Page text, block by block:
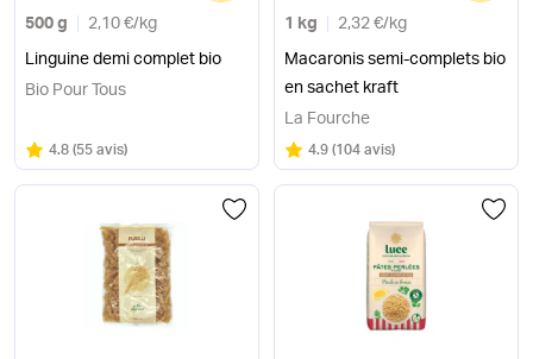
500 g 2,10 €/ kg
Linguine demi complet bio
Bio Pour Tous
Note
4.8 sur 5
(55 avis)
1 kg 2,32 €/ kg
Macaronis semi-complets bio
en sachet kraft
La Fourche
Note
4.9 sur 5
(104 avis)